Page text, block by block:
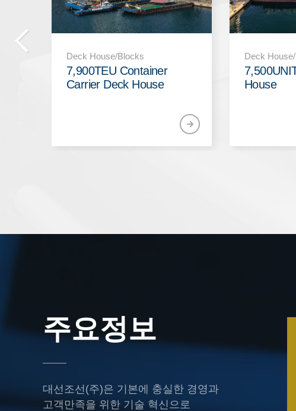
Deck House/Blocks
7,500UNIT PCTC Deck
House
Funnel
주요정보
대선조선(주)은 기본에 충실한 경영과
고객만족을 위한 기술 혁신으로